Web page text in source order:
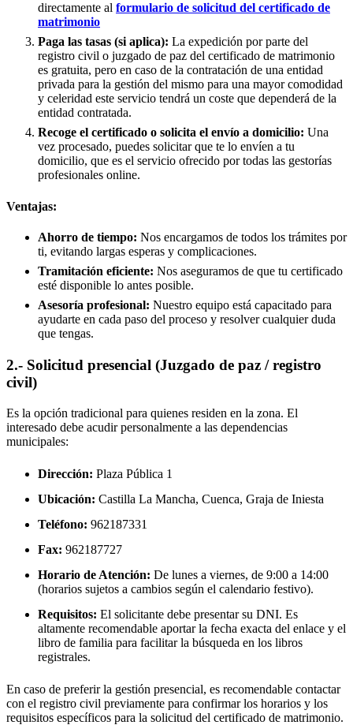
directamente al formulario de solicitud del certificado de
matrimonio
Paga las tasas (si aplica): La expedición por parte del
registro civil o juzgado de paz del certificado de matrimonio
es gratuita, pero en caso de la contratación de una entidad
privada para la gestión del mismo para una mayor comodidad
y celeridad este servicio tendrá un coste que dependerá de la
entidad contratada.
Recoge el certificado o solicita el envío a domicilio: Una
vez procesado, puedes solicitar que te lo envíen a tu
domicilio, que es el servicio ofrecido por todas las gestorías
profesionales online.
Ventajas:
Ahorro de tiempo: Nos encargamos de todos los trámites por
ti, evitando largas esperas y complicaciones.
Tramitación eficiente: Nos aseguramos de que tu certificado
esté disponible lo antes posible.
Asesoría profesional: Nuestro equipo está capacitado para
ayudarte en cada paso del proceso y resolver cualquier duda
que tengas.
2.- Solicitud presencial (Juzgado de paz / registro
civil)
Es la opción tradicional para quienes residen en la zona. El
interesado debe acudir personalmente a las dependencias
municipales:
Dirección: Plaza Pública 1
Ubicación: Castilla La Mancha, Cuenca, Graja de Iniesta
Teléfono: 962187331
Fax: 962187727
Horario de Atención: De lunes a viernes, de 9:00 a 14:00
(horarios sujetos a cambios según el calendario festivo).
Requisitos: El solicitante debe presentar su DNI. Es
altamente recomendable aportar la fecha exacta del enlace y el
libro de familia para facilitar la búsqueda en los libros
registrales.
En caso de preferir la gestión presencial, es recomendable contactar
con el registro civil previamente para confirmar los horarios y los
requisitos específicos para la solicitud del certificado de matrimonio.